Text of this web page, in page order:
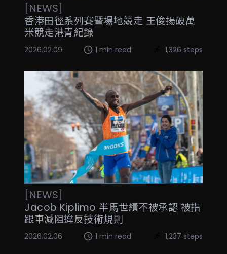
[NEWS]
香港田徑系列賽暨場地競走 王俊揚破萬
米競走港青紀錄
2026.02.09 1 min read 1,326 steps
[NEWS]
Jacob Kiplimo 半馬世績不被承認 被指
跟車減阻違反技術規則
2026.02.06 1 min read 1,237 steps